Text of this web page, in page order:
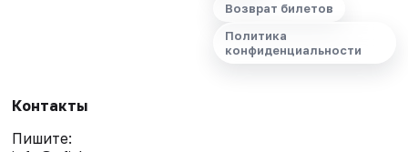
Возврат билетов
Политика
конфиденциальности
Контакты
Пишите: